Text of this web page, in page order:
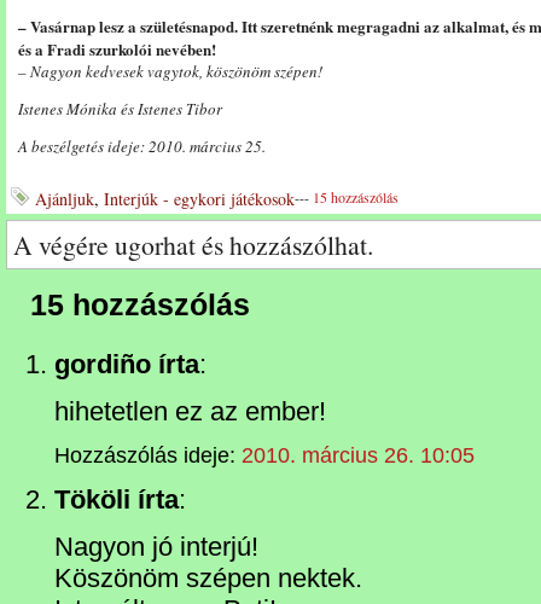
– Vasárnap lesz a születésnapod. Itt szeretnénk megragadni az alkalmat,
és a Fradi szurkolói nevében!
– Nagyon kedvesek vagytok, köszönöm szépen!
Istenes Mónika és Istenes Tibor
A beszélgetés ideje: 2010. március 25.
Ajánljuk, Interjúk - egykori játékosok--- 15 hozzászólás
A végére ugorhat és hozzászólhat.
15 hozzászólás
gordiño írta:
hihetetlen ez az ember!
Hozzászólás ideje: 2010. március 26. 10:05
Tököli írta:
Nagyon jó interjú!
Köszönöm szépen nektek.